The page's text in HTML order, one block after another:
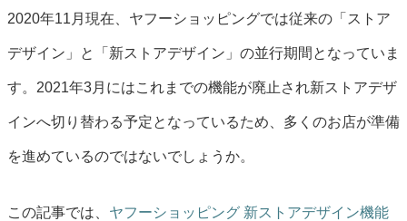
2020年11月現在、ヤフーショッピングでは従来の「ストア
デザイン」と「新ストアデザイン」の並行期間となっていま
す。2021年3月にはこれまでの機能が廃止され新ストアデザ
インへ切り替わる予定となっているため、多くのお店が準備
を進めているのではないでしょうか。
この記事では、 ヤフーショッピング 新ストアデザイン機能